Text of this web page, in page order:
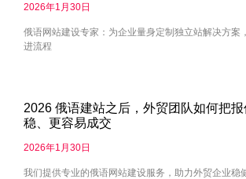
2026年1月30日
俄语网站建设专家：为企业量身定制独立站解决方案
进流程
2026 俄语建站之后，外贸团队如何把
稳、更容易成交
2026年1月30日
我们提供专业的俄语网站建设服务，助力外贸企业稳